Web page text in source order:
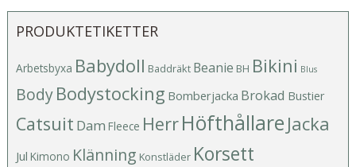
PRODUKTETIKETTER
Arbetsbyxa Babydoll Baddräkt Beanie BH Bikini Blus
BodyBodystocking Bomberjacka Brokad Bustier
Catsuit Dam Fleece HerrHöfthållare Jacka
Jul Kimono Klänning Konstläder Korsett